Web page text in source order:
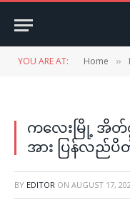
YOU ARE AT: Home »
ကလေးမြို့ အိတ်
အား ပြန်လည်
BY EDITOR ON AUGUST 17,